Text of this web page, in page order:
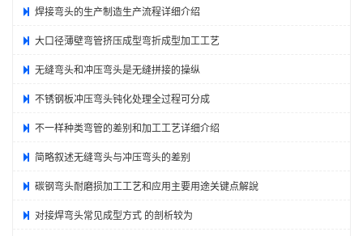
焊接弯头的生产制造生产流程详细介绍
大口径薄壁弯管挤压成型弯折成型加工工艺
无缝弯头和冲压弯头是无缝拼接的操纵
不锈钢板冲压弯头钝化处理全过程可分成
不一样种类弯管的差别和加工工艺详细介绍
简略叙述无缝弯头与冲压弯头的差别
碳钢弯头耐磨损加工工艺和应用主要用途关键点解說
对接焊弯头常见成型方式 的剖析较为